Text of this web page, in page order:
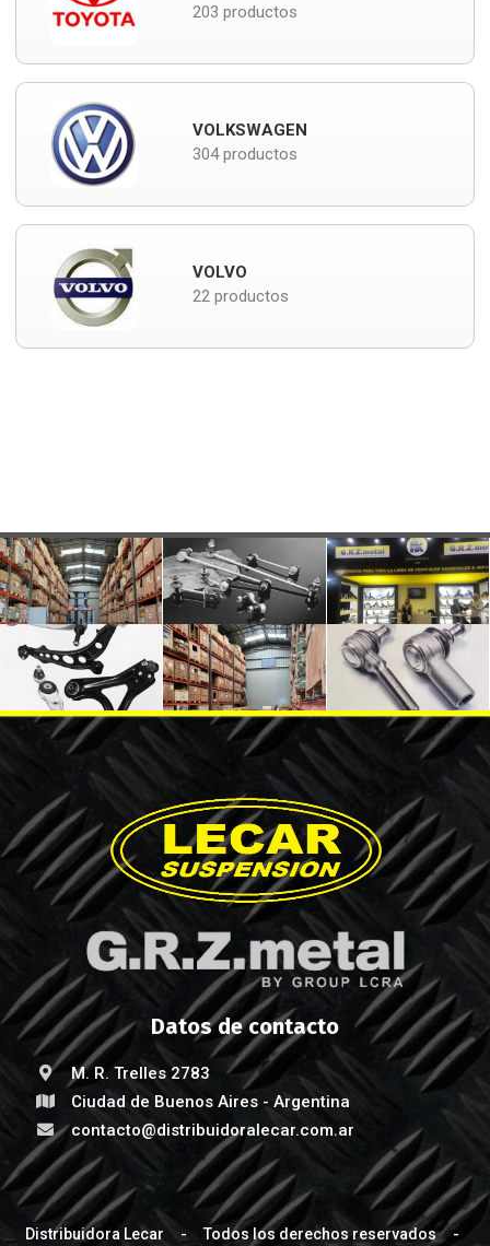
203 productos
VOLKSWAGEN
304 productos
VOLVO
22 productos
Datos de contacto
M. R. Trelles 2783
Ciudad de Buenos Aires - Argentina
contacto@distribuidoralecar.com.ar
Distribuidora Lecar - Todos los derechos reservados -